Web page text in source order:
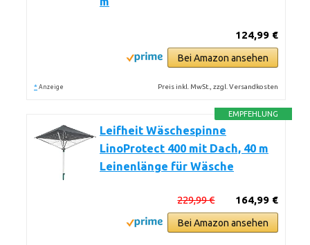
124,99 €
Bei Amazon ansehen
* Anzeige Preis inkl. MwSt., zzgl. Versandkosten
EMPFEHLUNG
Leifheit Wäschespinne
LinoProtect 400 mit Dach, 40 m
Leinenlänge für Wäsche
164,99 €
229,99 €
Bei Amazon ansehen